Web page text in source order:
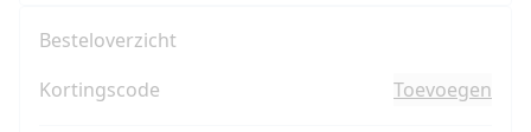
Besteloverzicht
Kortingscode
Toevoegen